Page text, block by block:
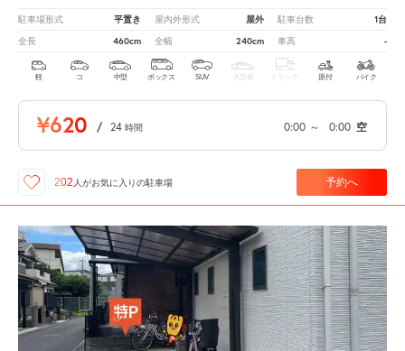
駐車場形式 平置き 屋内外形式 屋外 駐車台数 1台
全長 460cm 全幅 240cm 車高 -
軽 コ 中型 ボックス SUV 大型車 トラック 原付 バイク
¥620 / 24 時間 0:00 ～ 0:00 空
202 人がお気に入りの駐車場 予約へ